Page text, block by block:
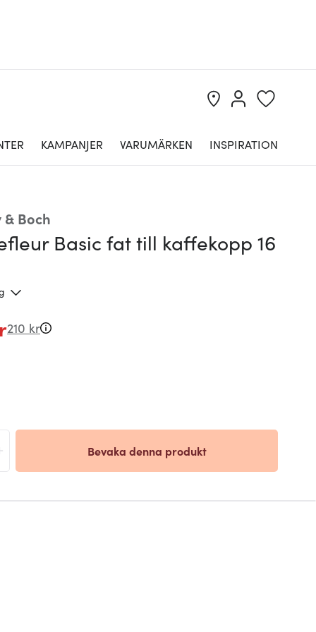
KAMPANJER VARUMÄRKEN INSPIRATION
Boch
Basic fat till kaffekopp 16
210 kr
Bevaka denna produkt